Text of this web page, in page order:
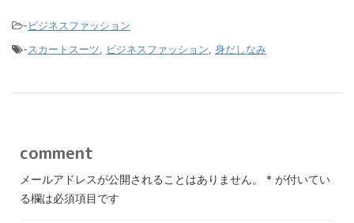
-ビジネスファッション
-スカートスーツ, ビジネスファッション, 身だしなみ
comment
メールアドレスが公開されることはありません。 * が付いてい
る欄は必須項目です